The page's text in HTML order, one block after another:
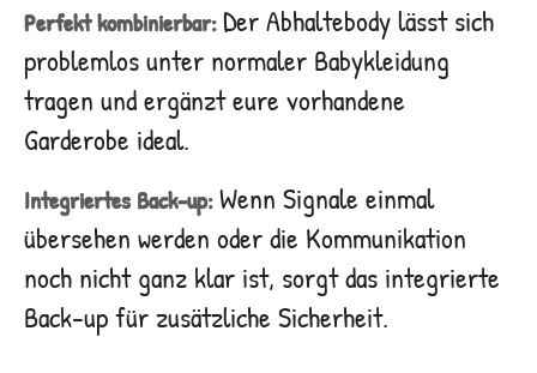
Perfekt kombinierbar:Der Abhaltebody lässt sich
problemlos unter normaler Babykleidung
tragen und ergänzt eure vorhandene
Garderobe ideal.
Integriertes Back-up:Wenn Signale einmal
übersehen werden oder die Kommunikation
noch nicht ganz klar ist, sorgt das integrierte
Back-up für zusätzliche Sicherheit.